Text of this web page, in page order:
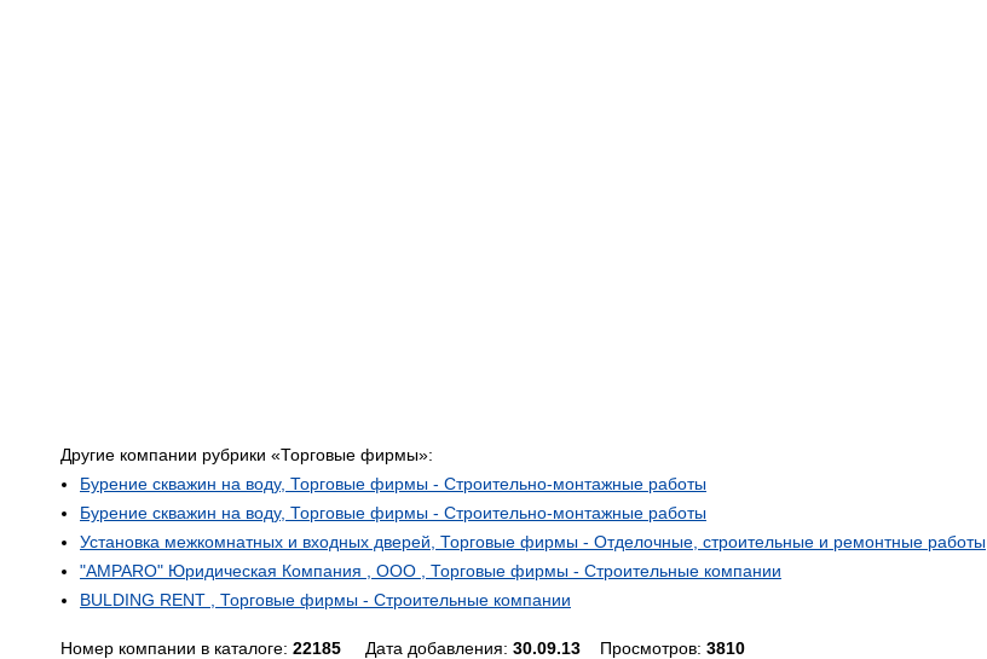
Другие компании рубрики «Торговые фирмы»:
Бурение скважин на воду, Торговые фирмы - Строительно-монтажные работы
Бурение скважин на воду, Торговые фирмы - Строительно-монтажные работы
Установка межкомнатных и входных дверей, Торговые фирмы - Отделочные, строительные и ремонтные работы
"AMPARO" Юридическая Компания , ООО , Торговые фирмы - Строительные компании
BULDING RENT , Торговые фирмы - Строительные компании
Номер компании в каталоге: 22185 Дата добавления: 30.09.13 Просмотров: 3810